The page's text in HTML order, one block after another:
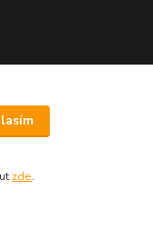
zde.